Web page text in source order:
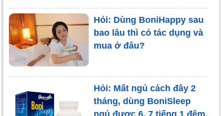
Hỏi: Dùng BoniHappy sau
bao lâu thì có tác dụng và
mua ở đâu?
Hỏi: Mất ngủ cách đây 2
tháng, dùng BoniSleep